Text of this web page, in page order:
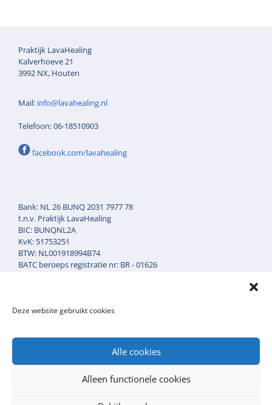
Deze website gebruikt cookies
Alle cookies
Alleen functionele cookies
Praktijk LavaHealing
Kalverhoeve 21
3992 NX, Houten
Mail: info@lavahealing.nl
Telefoon: 06-18510903
facebook.com/lavahealing
Bank: NL 26 BUNQ 2031 7977 78
t.n.v. Praktijk LavaHealing
BIC: BUNQNL2A
KvK: 51753251
BTW: NL001918994B74
BATC beroeps registratie nr: BR - 01626
Privacyverklaring